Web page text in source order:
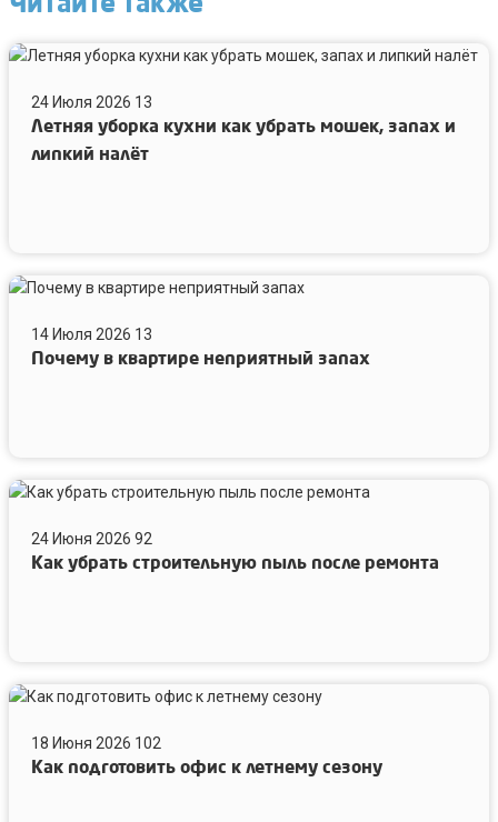
Читайте также
Летняя
кухни
как
убрать
налёт
24 Июля 2026 13
Летняя уборка кухни как убрать мошек, запах и
липкий налёт
Почему
квартире
неприятный
14 Июля 2026 13
Почему в квартире неприятный запах
Как
строительную
пыль
24 Июня 2026 92
Как убрать строительную пыль после ремонта
Как
офис18 Июня 2026 102
Как подготовить офис к летнему сезону